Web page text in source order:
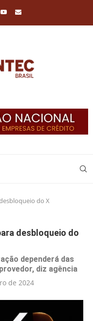
do X
desbloqueio do
dependerá das
diz agência
de 2024